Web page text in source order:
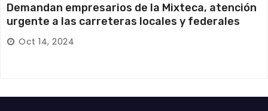
Demandan empresarios de la Mixteca, atención
urgente a las carreteras locales y federales
Oct 14, 2024